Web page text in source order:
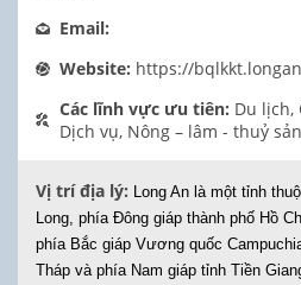
Email:
Website: https://
Các lĩnh vực ưu tiên: Du lịch,
Dịch vụ, Nông – lâm - thuỷ sản
Vị trí địa lý: Long An là một tỉnh
Long, phía Đông giáp thành phố Hồ
phía Bắc giáp Vương quốc
Tháp và phía Nam giáp tỉnh Tiền